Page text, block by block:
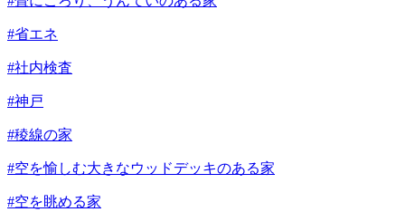
#省エネ
#社内検査
#神戸
#稜線の家
#空を愉しむ大きなウッドデッキのある家
#空を眺める家